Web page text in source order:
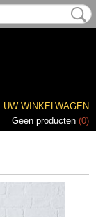
UW WINKELWAGEN
Geen producten (0)